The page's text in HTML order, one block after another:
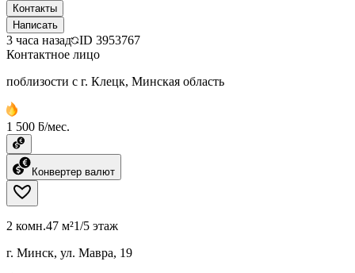
Контакты
Написать
3 часа назад ID 3953767
Контактное лицо
поблизости с г. Клецк, Минская область
1 500 ƃ/мес.
Конвертер валют
2 комн.47 м²1/5 этаж
г. Минск, ул. Мавра, 19